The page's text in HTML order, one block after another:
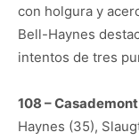
con holgura y
Bell-Haynes
intentos de tres
108 –
Haynes (35),